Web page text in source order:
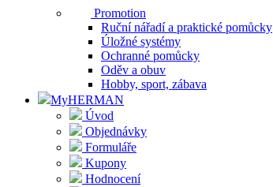
Promotion
Ruční nářadí a praktické pomůcky
Úložné systémy
Ochranné pomůcky
Oděv a obuv
Hobby, sport, zábava
MyHERMAN
Úvod
Objednávky
Formuláře
Kupony
Hodnocení